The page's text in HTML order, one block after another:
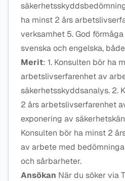
ha minst 2 års
verksamhet 5. God
svenska och engelska,
Merit: 1. Konsulten bör ha
arbetslivserfarenhet av
säkerhetsskyddsanalys. 2.
2 års arbetslivserfarenhet
exponering av
Konsulten bör ha minst 2
av arbete med
och sårbarheter.
Ansökan När du söker via